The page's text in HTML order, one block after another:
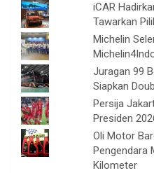
iCAR
Tawarkan
Michelin
Juragan 99
Siapkan
Persija
Presiden
Oli Motor
Pengendara
Kilometer